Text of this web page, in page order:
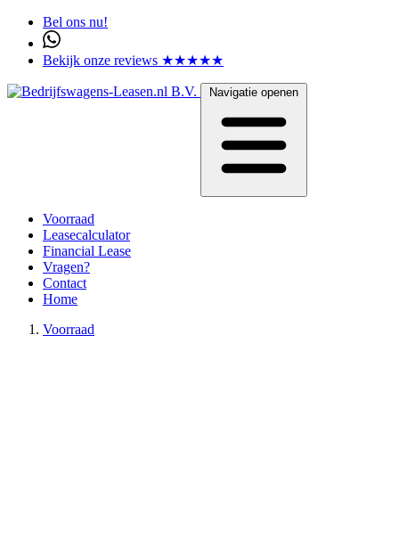
Bel ons nu!
Bekijk onze reviews ★★★★★
Navigatie openen
Voorraad
Leasecalculator
Financial Lease
Vragen?
Contact
Home
Voorraad